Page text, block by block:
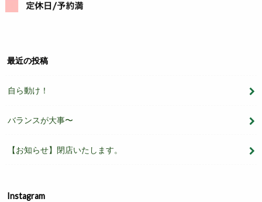
最近の投稿
自ら動け！
バランスが大事〜
【お知らせ】閉店いたします。
Instagram